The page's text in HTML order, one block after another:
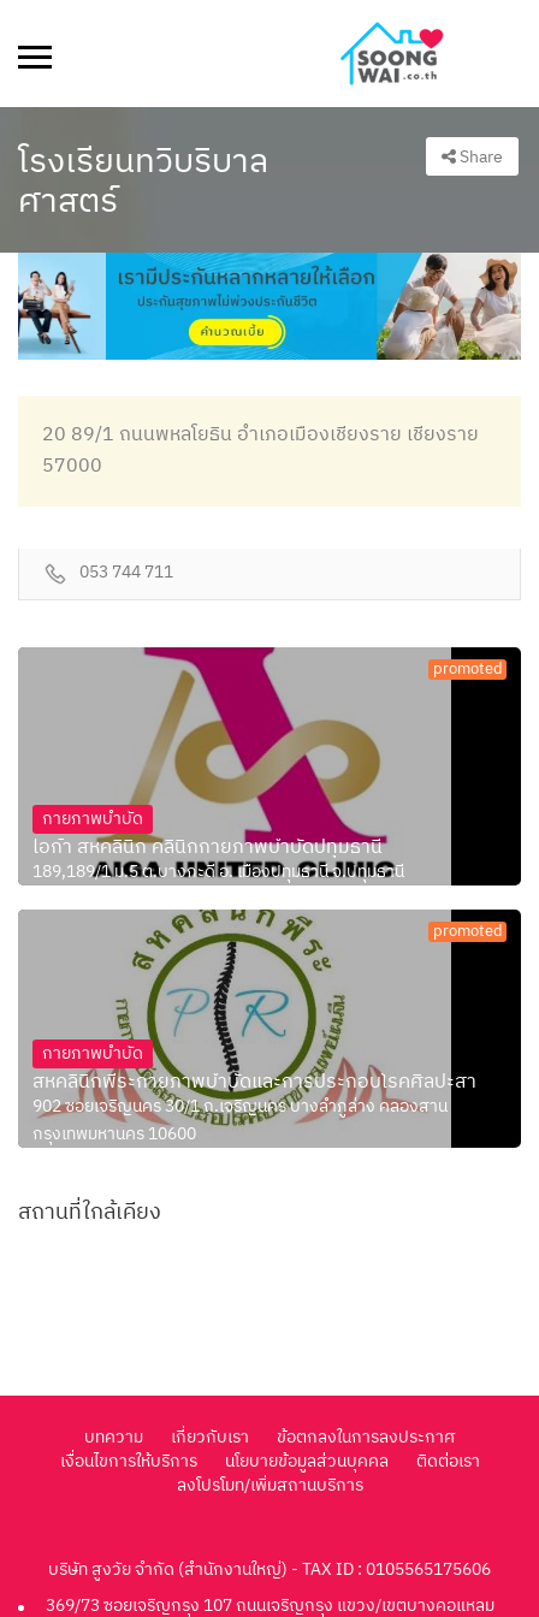
โรงเรียนทวิบริบาล
ศาสตร์
Share
20 89/1 ถนนพหลโยธิน อำเภอเมืองเชียงราย เชียงราย
57000
053 744 711
promoted
กายภาพบำบัด
ไอก้า สหคลินิก คลินิกกายภาพบำบัดปทุมธานี
189,189/1 ม.5 ต.บางกะดี อ. เมืองปทุมธานี จ.ปทุมธานี
promoted
กายภาพบำบัด
สหคลินิกพีระกายภาพบำบัดและการประกอบโรคศิลปะสา
902 ซอยเจริญนคร 30/1 ถ.เจริญนคร บางลำภูล่าง คลองสาน
กรุงเทพมหานคร 10600
สถานที่ใกล้เคียง
บทความ เกี่ยวกับเรา
ข้อตกลงในการลงประกาศ
เงื่อนไขการให้บริการ
นโยบายข้อมูลส่วนบุคคล
ติดต่อเรา
ลงโปรโมท/เพิ่มสถานบริการ
บริษัท สูงวัย จำกัด (สำนักงานใหญ่) - TAX ID : 0105565175606
369/73 ซอยเจริญกรุง 107 ถนนเจริญกรุง แขวง/เขตบางคอแหลม